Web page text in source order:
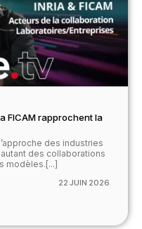
FICAM rapprochent la
des industries
des collaborations
modèles.[...]
22 JUIN 2026